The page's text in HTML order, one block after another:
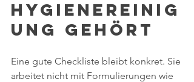
Hygienereinig
ung gehört
Eine gute Checkliste bleibt konkret. Sie
arbeitet nicht mit Formulierungen wie